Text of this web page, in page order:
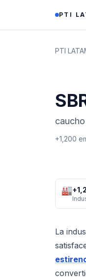
PTI
PTI
+1,200
🏭
La